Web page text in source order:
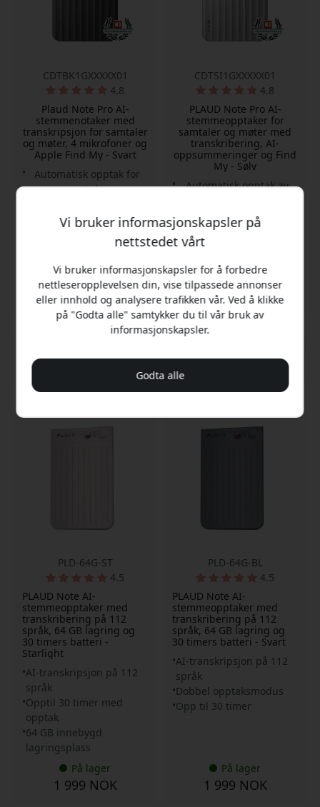
CDTBK1GXXXXX01
4.8
Plaud Note Pro AI-
stemmenotaker med
transkripsjon for samtaler
og møter, 4 mikrofoner og
Apple Find My - Svart
Automatisk opptak for
samtaler
rekkevidde
På lager
2 299 NOK
CDTSI1GXXXXX01
4.8
PLAUD Note Pro AI-
stemmeopptaker for
samtaler og møter med
transkribering, AI-
oppsummeringer og Find
My - Sølv
Automatisk opptak av
Fire mikrofoner med lang
rekkevidde
Opptil 50 timers
På lager
2 299 NOK
PLD-64G-ST
4.5
PLAUD Note AI-
stemmeopptaker med
transkribering på 112
språk, 64 GB lagring og
30 timers batteri -
Starlight
AI-transkripsjon på 112
språk
Opptil 30 timer med
opptak
64 GB innebygd
lagringsplass
På lager
1 999 NOK
PLD-64G-BL
4.5
PLAUD Note AI-
stemmeopptaker med
transkribering på 112
språk, 64 GB lagring og
30 timers batteri - Svart
AI-transkripsjon på 112
språk
Dobbel opptaksmodus
Opp til 30 timer
På lager
1 999 NOK
Vi bruker informasjonskapsler på
nettstedet vårt
Vi bruker informasjonskapsler for å forbedre
nettleseropplevelsen din, vise tilpassede annonser
eller innhold og analysere trafikken vår. Ved å klikke
på "Godta alle" samtykker du til vår bruk av
informasjonskapsler.
Godta alle